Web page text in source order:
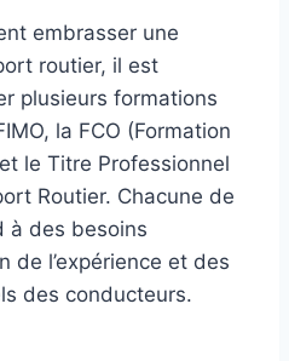
embrasser une
routier, il est
plusieurs formations
la FCO (Formation
le Titre Professionnel
Routier. Chacune de
à des besoins
de l’expérience et des
des conducteurs.